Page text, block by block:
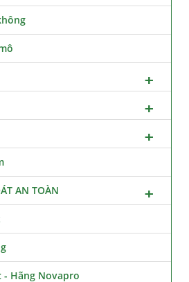
AN TOÀN
Hãng Novapro